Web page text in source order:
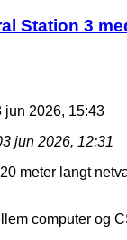
Station 3
jun 2026, 15:43
jun 2026, 12:31
meter langt
computer og